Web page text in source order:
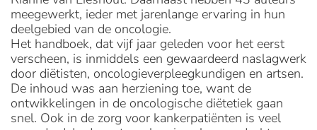
meegewerkt, ieder met jarenlange ervaring in hun
deelgebied van de oncologie.
Het handboek, dat vijf jaar geleden voor het eerst
verscheen, is inmiddels een gewaardeerd naslagwerk
door diëtisten, oncologieverpleegkundigen en artsen.
De inhoud was aan herziening toe, want de
ontwikkelingen in de oncologische diëtetiek gaan
snel. Ook in de zorg voor kankerpatiënten is veel